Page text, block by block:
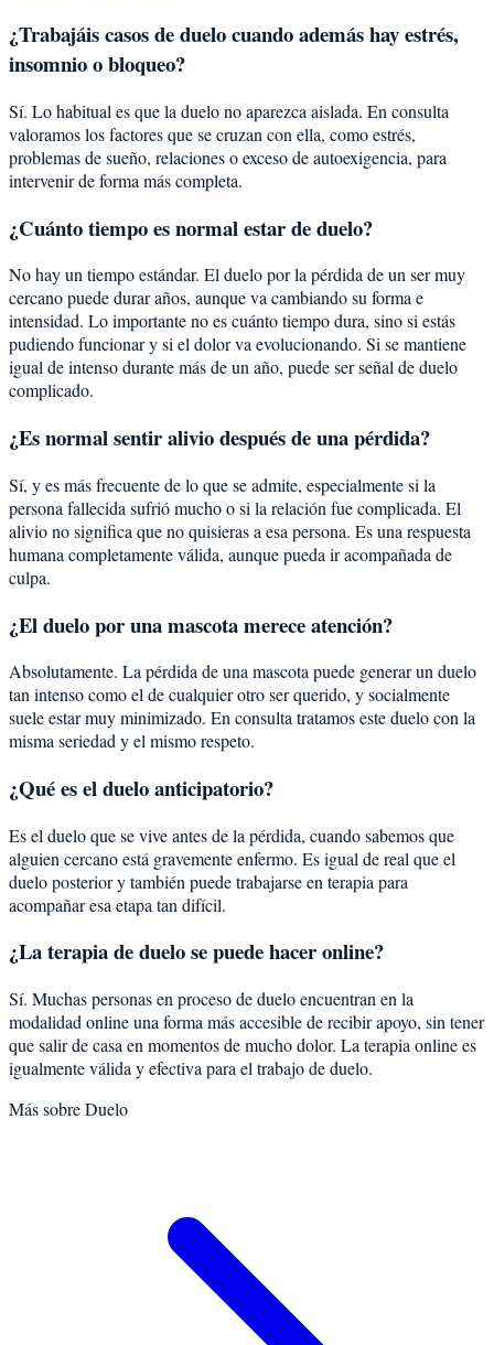
¿Trabajáis casos de duelo cuando además hay estrés,
insomnio o bloqueo?
Sí. Lo habitual es que la duelo no aparezca aislada. En consulta
valoramos los factores que se cruzan con ella, como estrés,
problemas de sueño, relaciones o exceso de autoexigencia, para
intervenir de forma más completa.
¿Cuánto tiempo es normal estar de duelo?
No hay un tiempo estándar. El duelo por la pérdida de un ser muy
cercano puede durar años, aunque va cambiando su forma e
intensidad. Lo importante no es cuánto tiempo dura, sino si estás
pudiendo funcionar y si el dolor va evolucionando. Si se mantiene
igual de intenso durante más de un año, puede ser señal de duelo
complicado.
¿Es normal sentir alivio después de una pérdida?
Sí, y es más frecuente de lo que se admite, especialmente si la
persona fallecida sufrió mucho o si la relación fue complicada. El
alivio no significa que no quisieras a esa persona. Es una respuesta
humana completamente válida, aunque pueda ir acompañada de
culpa.
¿El duelo por una mascota merece atención?
Absolutamente. La pérdida de una mascota puede generar un duelo
tan intenso como el de cualquier otro ser querido, y socialmente
suele estar muy minimizado. En consulta tratamos este duelo con la
misma seriedad y el mismo respeto.
¿Qué es el duelo anticipatorio?
Es el duelo que se vive antes de la pérdida, cuando sabemos que
alguien cercano está gravemente enfermo. Es igual de real que el
duelo posterior y también puede trabajarse en terapia para
acompañar esa etapa tan difícil.
¿La terapia de duelo se puede hacer online?
Sí. Muchas personas en proceso de duelo encuentran en la
modalidad online una forma más accesible de recibir apoyo, sin tener
que salir de casa en momentos de mucho dolor. La terapia online es
igualmente válida y efectiva para el trabajo de duelo.
Más sobreDuelo